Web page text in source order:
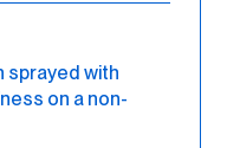
sprayed with
on a non-